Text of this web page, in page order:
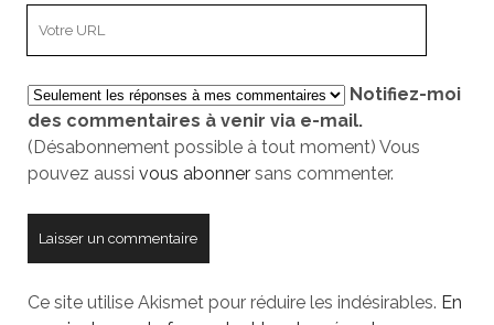
mail
votre
site
Notifiez-moi
des commentaires à venir via e-mail.
(Désabonnement possible à tout moment) Vous
pouvez aussi vous abonnersans commenter.
Ce site utilise Akismet pour réduire les indésirables. En